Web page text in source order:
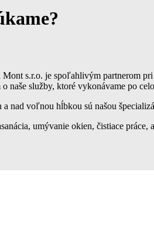
s.r.o. je spoľahlivým partnerom
o naše služby, ktoré vykonávame po
a nad voľnou hĺbkou sú našou
umývanie okien, čistiace